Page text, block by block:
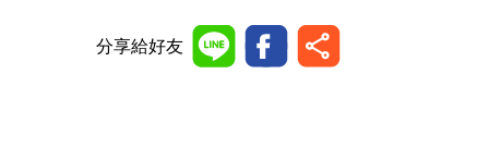
分享給好友